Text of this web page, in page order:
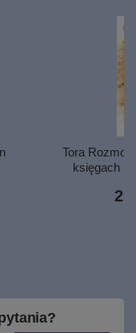
Tora
księgach